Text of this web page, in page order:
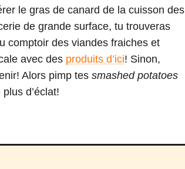
le gras de canard de la cuisson des
de grande surface, tu trouveras
comptoir des viandes fraiches et
avec des produits d’ici! Sinon,
Alors pimp tessmashed potatoes
d’éclat!